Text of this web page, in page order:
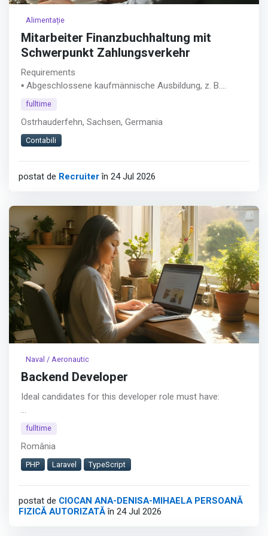
Alimentație
Mitarbeiter Finanzbuchhaltung mit
Schwerpunkt Zahlungsverkehr
Requirements
▪ Abgeschlossene kaufmännische Ausbildung, z. B.
Industriekaufmann/-frau, Bankkaufmann/-frau,
▪ Mindestens 5 Jahre Berufserfahrung im Bereich
Finanzbuchhaltung, Zahlungsverkehr oder
▪ Sicherer Umgang mit Buchhaltungssoftware
(idealerweise Addison, alternativ DATEV o. Ä.)
(vorzugsweise windata)
Afișează tot
fulltime
Ostrhauderfehn, Sachsen, Germania
Contabili
postat de Recruiterîn 24 Jul 2026
Naval / Aeronautic
Backend Developer
Ideal candidates for this developer role must have:
• Background in writing good and reliable applications
• An appetite for technology and for delivering quality
software products
• Curious about the business and the uses of
development work
fulltime
România
PHP Laravel TypeScript
postat de CIOCAN ANA-DENISA-MIHAELA PERSOANĂ
FIZICĂ AUTORIZATĂîn 24 Jul 2026